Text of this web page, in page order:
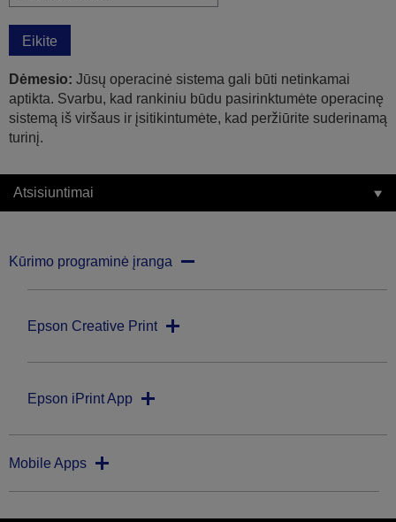
Eikite
Dėmesio: Jūsų operacinė sistema gali būti netinkamai
aptikta. Svarbu, kad rankiniu būdu pasirinktumėte operacinę
sistemą iš viršaus ir įsitikintumėte, kad peržiūrite suderinamą
turinį.
Atsisiuntimai
Kūrimo programinė įranga
Epson Creative Print
Epson iPrint App
Mobile Apps